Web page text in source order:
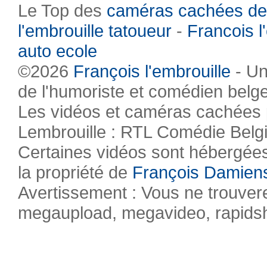
Le Top des caméras cachées
l'embrouille tatoueur - Francois
auto ecole
©2026 François l'embrouille -
de l'humoriste et comédien
Les vidéos et caméras
Lembrouille : RTL Comédie
Certaines vidéos sont
la propriété de François
Avertissement : Vous ne
megaupload, megavideo,